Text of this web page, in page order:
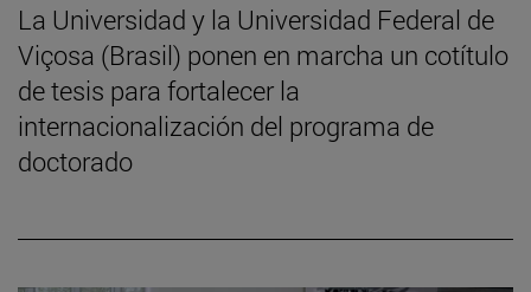
La Universidad y la Universidad Federal de
Viçosa (Brasil) ponen en marcha un cotítulo
de tesis para fortalecer la
internacionalización del programa de
doctorado